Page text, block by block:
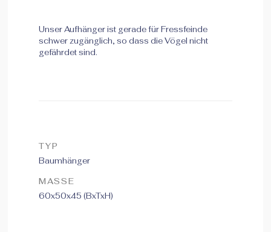
Unser Aufhänger ist gerade für Fressfeinde
schwer zugänglich, so dass die Vögel nicht
gefährdet sind.
TYP
Baumhänger
MASSE
60x50x45 (BxTxH)